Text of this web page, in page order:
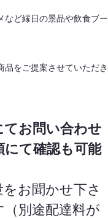
など縁日の景品や飲食ブー
品をご提案させていただき
お問い合わせ
にて確認も可能
お聞かせ下さ
別途配達料が